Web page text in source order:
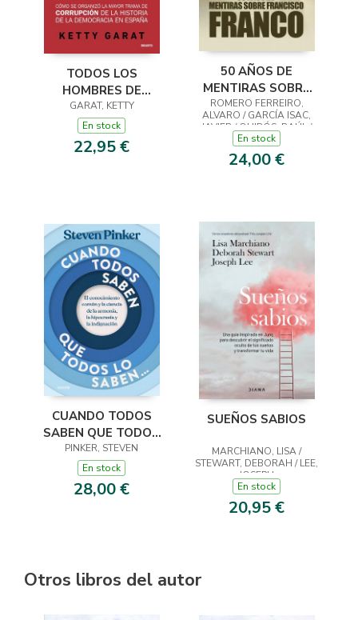
TODOS LOS
HOMBRES DE
SÁNCHEZ
GARAT, KETTY
En stock
22,95 €
50 AÑOS DE
MENTIRAS SOBRE
FRANCISCO FRANCO
ROMERO FERREIRO,
ALVARO / GARCÍA ISAC,
JAVIER / QUIRÓS, RAÚL /
PIÑEIRO MACEIRAS, JOSÉ /
ARCAS, JAVIER / PIÑAR,
BLAS / MARIQUE, JOSÉ
En stock
24,00 €
CUANDO TODOS
SABEN QUE TODOS
LO SABEN...
PINKER, STEVEN
En stock
28,00 €
SUEÑOS SABIOS
MARCHIANO, LISA /
STEWART, DEBORAH / LEE,
JOSEPH
En stock
20,95 €
Otros libros del autor